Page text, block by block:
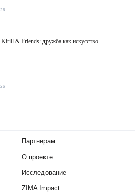
Kirill & Friends: дружба как искусство
Партнерам
О проекте
Исследование
ZIMA Impact